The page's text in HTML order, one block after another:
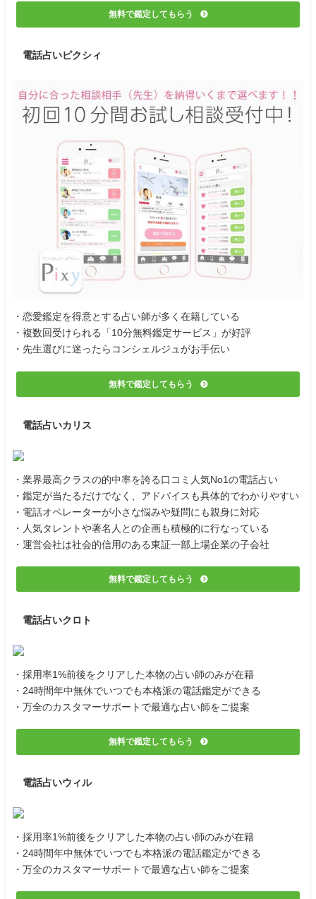
無料で鑑定してもらう
電話占いピクシィ
・恋愛鑑定を得意とする占い師が多く在籍している
・複数回受けられる「10分無料鑑定サービス」が好評
・先生選びに迷ったらコンシェルジュがお手伝い
無料で鑑定してもらう
電話占いカリス
・業界最高クラスの的中率を誇る口コミ人気No1の電話占い
・鑑定が当たるだけでなく、アドバイスも具体的でわかりやすい
・電話オペレーターが小さな悩みや疑問にも親身に対応
・人気タレントや著名人との企画も積極的に行なっている
・運営会社は社会的信用のある東証一部上場企業の子会社
無料で鑑定してもらう
電話占いクロト
・採用率1%前後をクリアした本物の占い師のみが在籍
・24時間年中無休でいつでも本格派の電話鑑定ができる
・万全のカスタマーサポートで最適な占い師をご提案
無料で鑑定してもらう
電話占いウィル
・採用率1%前後をクリアした本物の占い師のみが在籍
・24時間年中無休でいつでも本格派の電話鑑定ができる
・万全のカスタマーサポートで最適な占い師をご提案